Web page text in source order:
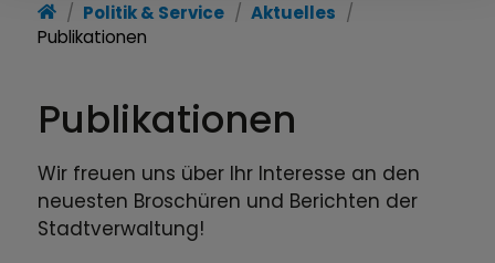
Serviceportal
Finanzen
Politik & Service
Aktuelles
Publikationen
Publikationen
Wir freuen uns über Ihr Interesse an den
neuesten Broschüren und Berichten der
Stadtverwaltung!